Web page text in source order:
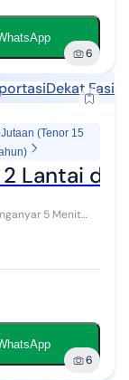
6
Dekat
(Tenor 15
Lantai di
5 Menit
6